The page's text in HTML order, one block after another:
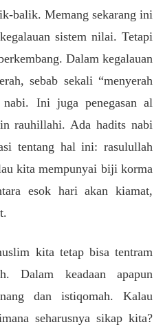
balik. Memang sekarang ini
sistem nilai. Tetapi
Dalam kegalauan
sebab sekali “menyerah
Ini juga penegasan al
rauhillahi. Ada hadits nabi
tentang hal ini: rasulullah
kita mempunyai biji korma
esok hari akan kiamat,
kita tetap bisa tentram
Dalam keadaan apapun
dan istiqomah. Kalau
seharusnya sikap kita?